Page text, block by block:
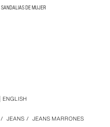
SANDALIAS DE MUJER
/ JEANS / JEANS MARRONES
ENGLISH